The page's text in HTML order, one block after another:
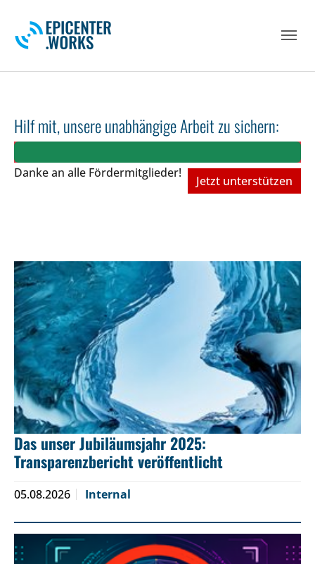
Hilf mit, unsere unabhängige Arbeit zu sichern:
Danke an alle Fördermitglieder!
Jetzt unterstützen
Das unser Jubiläumsjahr 2025:
Transparenzbericht veröffentlicht
05.08.2026 Internal